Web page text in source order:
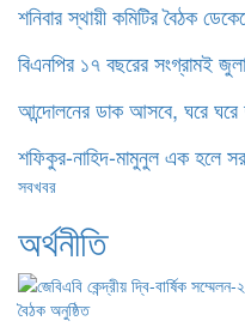
শনিবার স্থায়ী কমিটির বৈঠক
বিএনপির ১৭ বছরের সংগ্রামই
আন্দোলনের ডাক আসবে, ঘরে
শফিকুর-নাহিদ-মামুনুল এক হলে
সবখবর
অর্থনীতি